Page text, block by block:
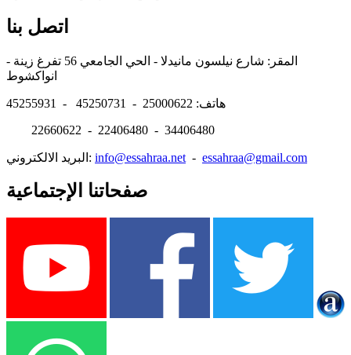
اتصل بنا
المقر: شارع نيلسون مانيدلا - الحي الجامعي 56 تفرغ زينة -
هاتف: 25000622 - 45250731 - 45255931
22660622 - 22406480 - 34406480
البريد الالكتروني: info@essahraa.net - essahraa@gmail.com
صفحاتنا الإجتماعية